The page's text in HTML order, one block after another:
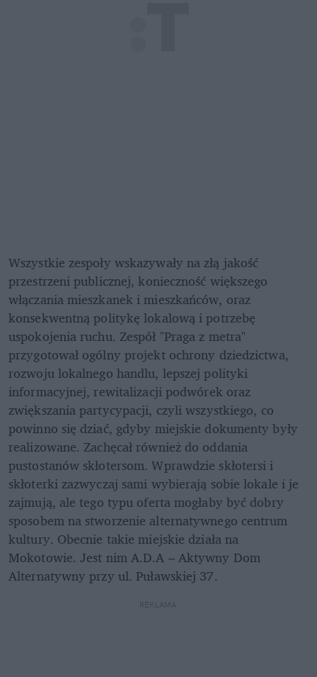
Wszystkie zespoły wskazywały na złą jakość
przestrzeni publicznej, konieczność większego
włączania mieszkanek i mieszkańców, oraz
konsekwentną politykę lokalową i potrzebę
uspokojenia ruchu. Zespół "Praga z metra"
przygotował ogólny projekt ochrony dziedzictwa,
rozwoju lokalnego handlu, lepszej polityki
informacyjnej, rewitalizacji podwórek oraz
zwiększania partycypacji, czyli wszystkiego, co
powinno się dziać, gdyby miejskie dokumenty były
realizowane. Zachęcał również do oddania
pustostanów skłotersom. Wprawdzie skłotersi i
skłoterki zazwyczaj sami wybierają sobie lokale i je
zajmują, ale tego typu oferta mogłaby być dobry
sposobem na stworzenie alternatywnego centrum
kultury. Obecnie takie miejskie działa na
Mokotowie. Jest nim A.D.A – Aktywny Dom
Alternatywny przy ul. Puławskiej 37.
REKLAMA